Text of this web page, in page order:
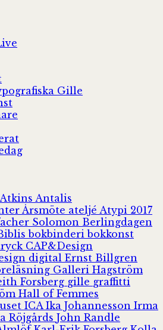
Gille
Antalis
Årsmöte ateljé Atypi 2017
Solomon Berlingdagen
bokbinderibokkonst
CAP&Design
digital Ernst Billgren
Galleri Hagström
Forsberg gille graffitti
Hall of Femmes
ICA Ika Johannesson Irma
Röjgårds John Randle